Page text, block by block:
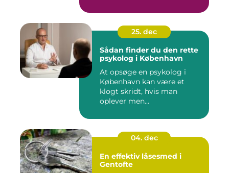
25. dec
Sådan finder du den rette
psykolog i København
At opsøge en psykolog i
København kan være et
klogt skridt, hvis man
oplever men...
04. dec
En effektiv låsesmed i
Gentofte